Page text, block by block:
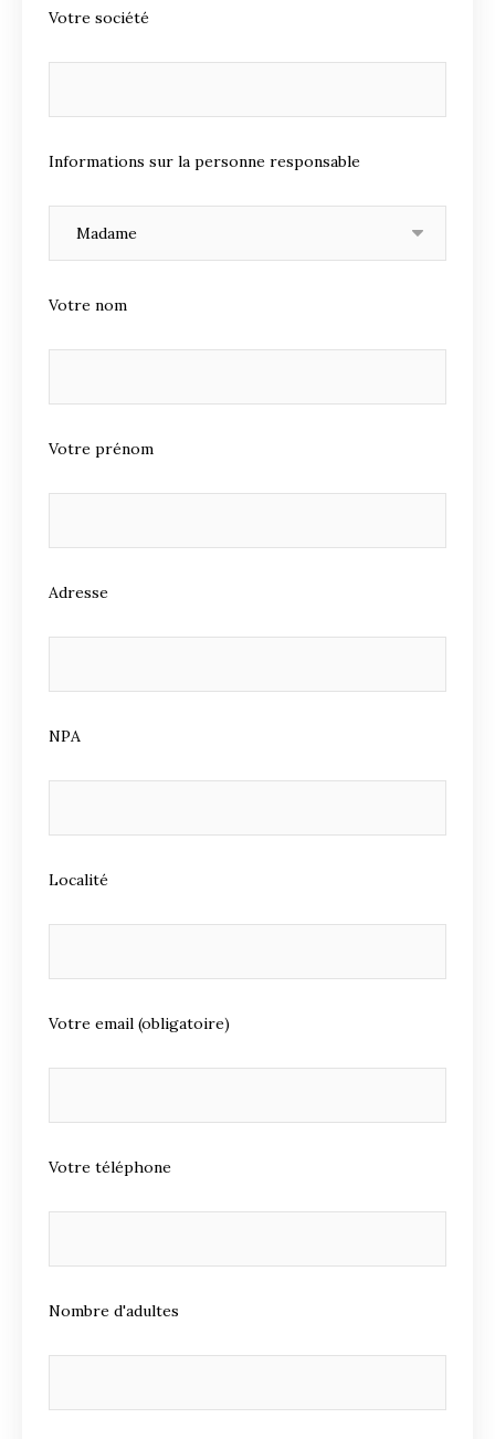
Votre société
Informations sur la personne responsable
Votre nom
Votre prénom
Adresse
NPA
Localité
Votre email (obligatoire)
Votre téléphone
Nombre d'adultes